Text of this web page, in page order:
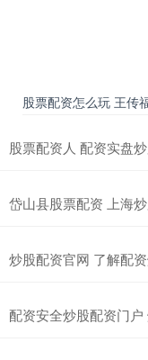
股票配资怎么玩 王传
股票配资人 配资实盘
岱山县股票配资 上海
炒股配资官网 了解配
配资安全炒股配资门